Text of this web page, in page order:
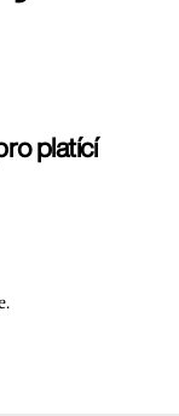
platící